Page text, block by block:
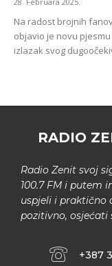
Na radost brojnih
objavio je novu
izlazak svog
RADIO
Radio Zenit svoj
100.7 FM i putem
uspjeli i praktično
pozitivno, osjećati
+387